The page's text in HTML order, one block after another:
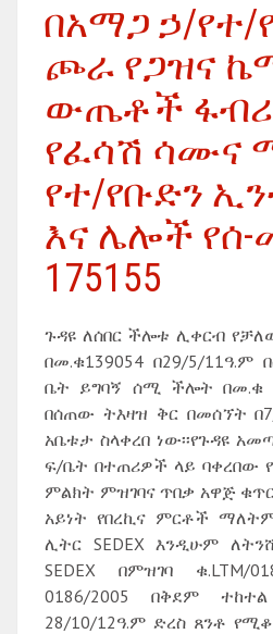
በአማጋ ኃ/የተ/
ጮራ የጋዝና
ውጤቶች
የፈሳሽ ሳሙና
የተ/የቡድን
እና ሌሎች የሰ-
175155
ጉዳዩ ለሰበር ችሎቱ ሊቀርብ
በመ.ቁ139054 በ29/5/
ቤት ይግባኝ ሰሚ ችሎት በመ.ቁ
በሰጠው ትእዛዝ ቅር በመሰኘት
አቤቱታ ስላቀረበ ነው፡፡የጉዳዩ
ፍ/ቤት በተጠሪዎች ላይ ባቀረበው
ምልክት ምዝገባና ጥበቃ አዋጅ
አይነት የበረኪና ምርቶች
ሊትር SEDEX እንዲሁም
SEDEX በምዝገባ ቁ.LTM/
0186/2005 በቅደም
28/10/12ዓ.ም ድረስ ጸንቶ